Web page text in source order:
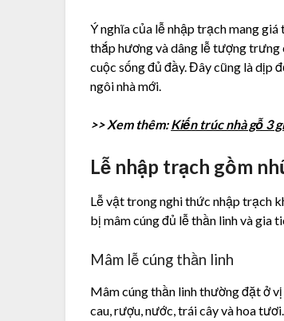
Ý nghĩa của lễ nhập trạch mang
thắp hương và dâng lễ tượng trưng
cuộc sống đủ đầy. Đây cũng là dịp
ngôi nhà mới.
>> Xem thêm:Kiến trúc nhà gỗ 3
Lễ nhập trạch gồm
Lễ vật trong nghi thức nhập trạch
bị mâm cúng đủ lễ thần linh và gia
Mâm lễ cúng thần linh
Mâm cúng thần linh thường đặt ở
cau, rượu, nước, trái cây và hoa